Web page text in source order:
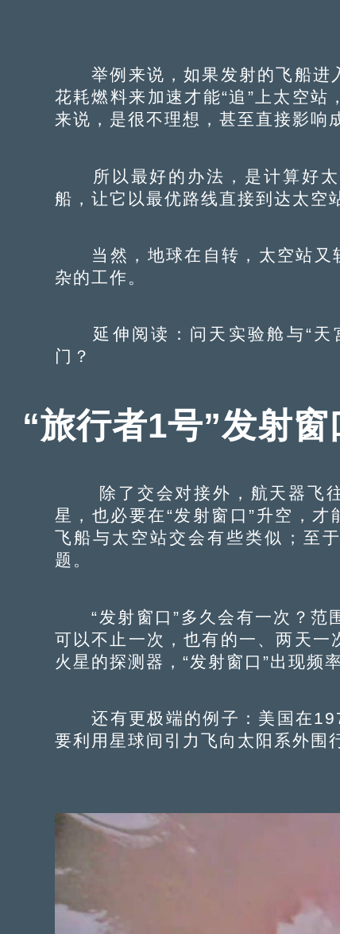
举例来说，如果发射的飞船进
花耗燃料来加速才能“追”上太空
来说，是很不理想，甚至直接影响
所以最好的办法，是计算好太
船，让它以最优路线直接到达太空
当然，地球在自转，太空站又
杂的工作。
延伸阅读：问天实验舱与“天
门？
“旅行者1号”发射
除了交会对接外，航天器飞往
星，也必要在“发射窗口”升空，
飞船与太空站交会有些类似；至
题。
“发射窗口”多久会有一次？范
可以不止一次，也有的一、两天
火星的探测器，“发射窗口”出现频
还有更极端的例子：美国在
要利用星球间引力飞向太阳系外围